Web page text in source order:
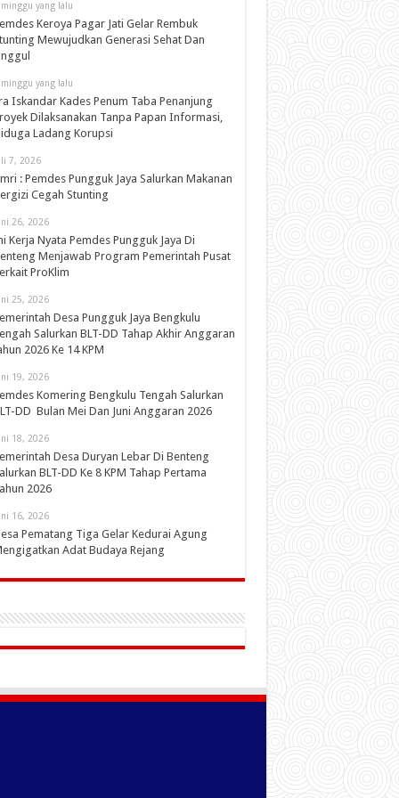
minggu yang lalu
Keroya Pagar Jati Gelar Rembuk
Mewujudkan Generasi Sehat Dan
yang lalu
Iskandar Kades Penum Taba Penanjung
Dilaksanakan Tanpa Papan Informasi,
Ladang Korupsi
7, 2026
: Pemdes Pungguk Jaya Salurkan Makanan
Cegah Stunting
26, 2026
Kerja Nyata Pemdes Pungguk Jaya Di
Menjawab Program Pemerintah Pusat
ProKlim
25, 2026
Desa Pungguk Jaya Bengkulu
Salurkan BLT-DD Tahap Akhir Anggaran
2026 Ke 14 KPM
19, 2026
Komering Bengkulu Tengah Salurkan
DD Bulan Mei Dan Juni Anggaran 2026
18, 2026
Desa Duryan Lebar Di Benteng
BLT-DD Ke 8 KPM Tahap Pertama
2026
16, 2026
Pematang Tiga Gelar Kedurai Agung
Adat Budaya Rejang